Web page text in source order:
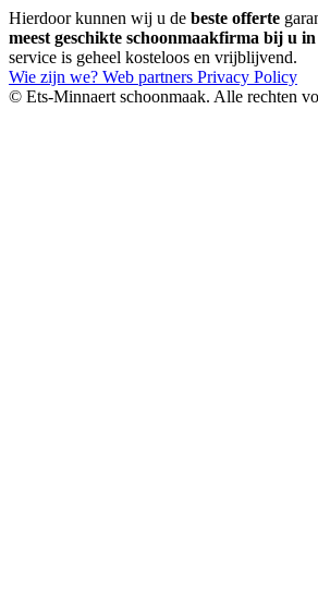
Hierdoor kunnen wij u de beste offerte
meest geschikte schoonmaakfirma bij u
service is geheel kosteloos en vrijblijvend.
Wie zijn we? Web partners Privacy Policy
© Ets-Minnaert schoonmaak. Alle rechten